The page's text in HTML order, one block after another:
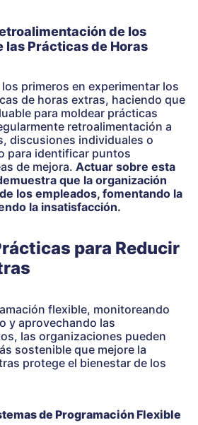
de los
las Prácticas de Horas
primeros en experimentar los
de horas extras, haciendo que
para moldear prácticas
retroalimentación a
discusiones individuales o
para identificar puntos
de mejora. Actuar sobre esta
que la organización
los empleados, fomentando la
la insatisfacción.
para Reducir
flexible, monitoreando
y aprovechando las
las organizaciones pueden
sostenible que mejore la
protege el bienestar de los
de Programación Flexible